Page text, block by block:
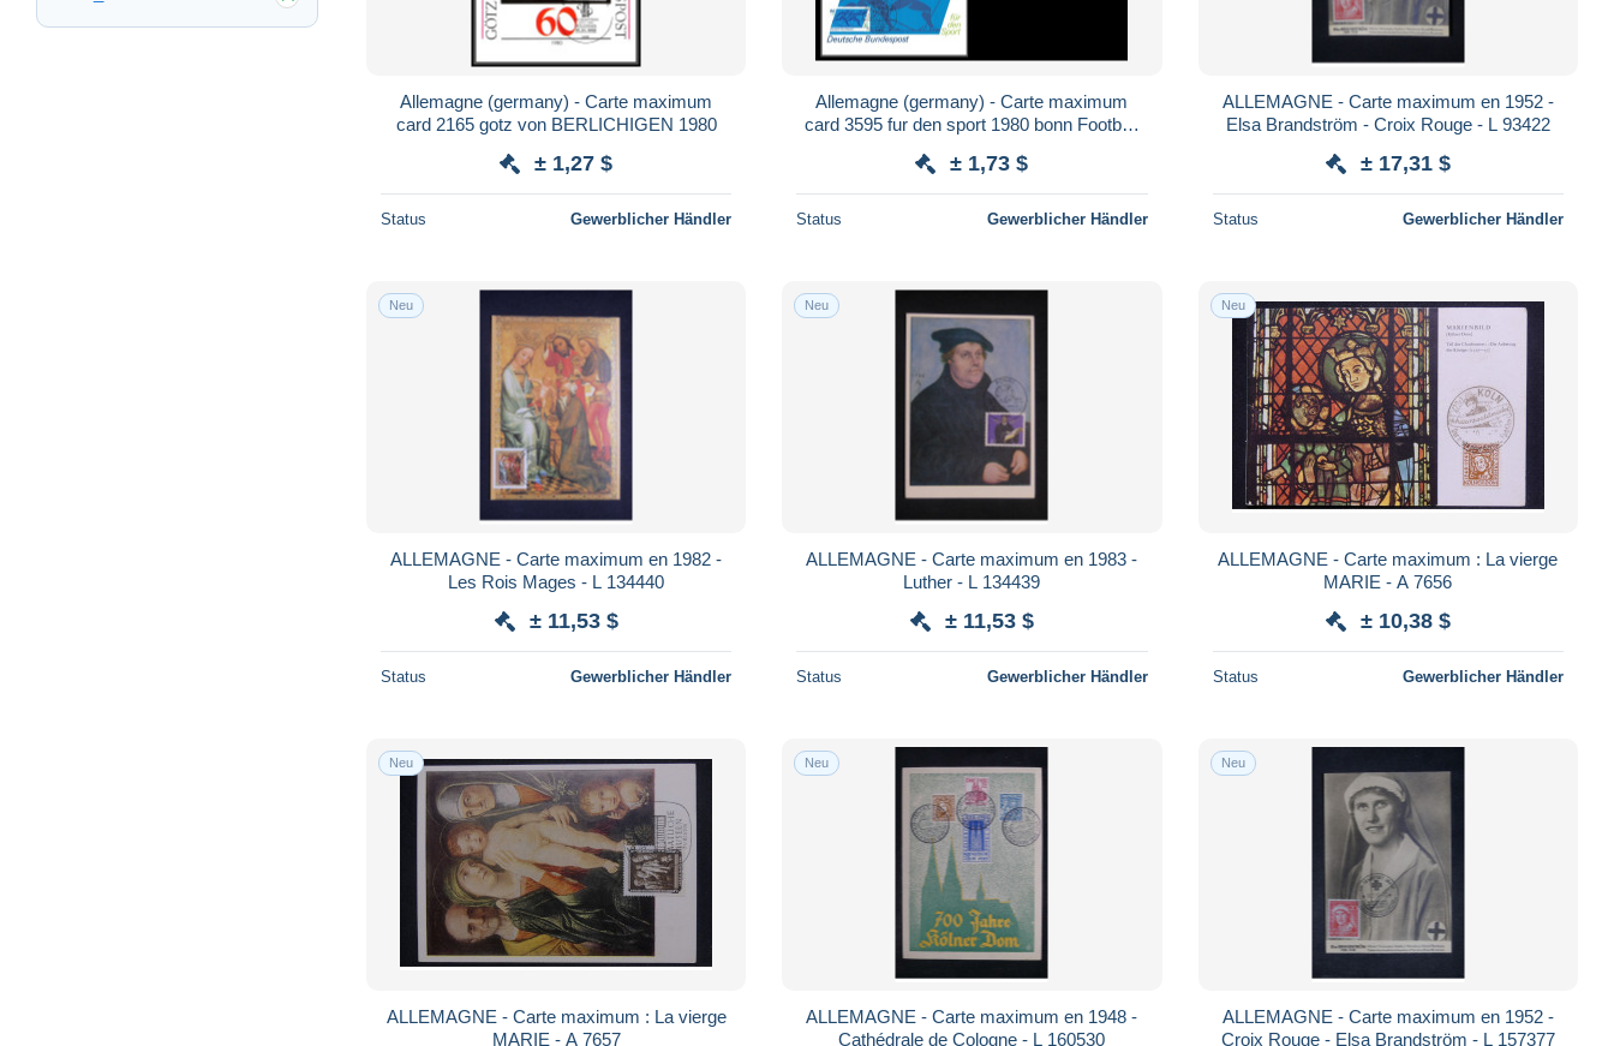
Allemagne (germany) - Carte maximum
card 2165 gotz von BERLICHIGEN 1980
± 1,27 $
Status Gewerblicher Händler
Allemagne (germany) - Carte maximum
card 3595 fur den sport 1980 bonn Football
± 1,73 $
Status Gewerblicher Händler
ALLEMAGNE - Carte maximum en 1952 -
Elsa Brandström - Croix Rouge - L 93422
± 17,31 $
Status Gewerblicher Händler
Neu
ALLEMAGNE - Carte maximum en 1982 -
Les Rois Mages - L 134440
± 11,53 $
Status Gewerblicher Händler
Neu
ALLEMAGNE - Carte maximum en 1983 -
Luther - L 134439
± 11,53 $
Status Gewerblicher Händler
Neu
ALLEMAGNE - Carte maximum : La vierge
MARIE - A 7656
± 10,38 $
Status Gewerblicher Händler
Neu
ALLEMAGNE - Carte maximum : La vierge
MARIE - A 7657
Neu
ALLEMAGNE - Carte maximum en 1948 -
Cathédrale de Cologne - L 160530
Neu
ALLEMAGNE - Carte maximum en 1952 -
Croix Rouge - Elsa Brandström - L 157377